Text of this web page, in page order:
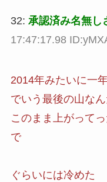
32: 承認済み名無し
17:47:17.98
2014年みたいに一
でいう最後の山なん
このまま上がって
で
ぐらいには冷めた